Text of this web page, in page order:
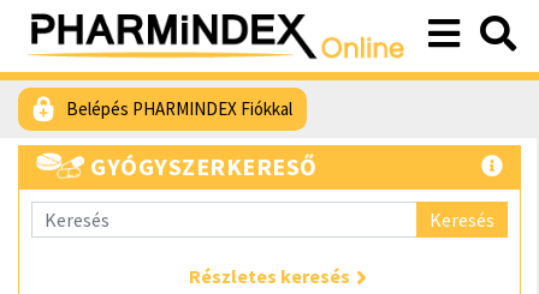
Belépés PHARMINDEX Fiókkal
GYÓGYSZERKERESŐ
Keresés
Részletes keresés